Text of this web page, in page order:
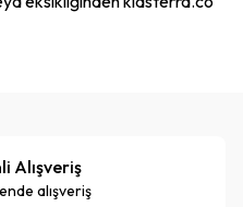
Alışveriş
alışveriş